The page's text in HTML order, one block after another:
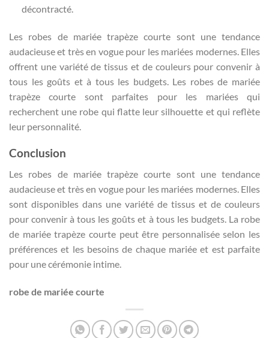
décontracté.
Les robes de mariée trapèze courte sont une tendance
audacieuse et très en vogue pour les mariées modernes. Elles
offrent une variété de tissus et de couleurs pour convenir à
tous les goûts et à tous les budgets. Les robes de mariée
trapèze courte sont parfaites pour les mariées qui
recherchent une robe qui flatte leur silhouette et qui reflète
leur personnalité.
Conclusion
Les robes de mariée trapèze courte sont une tendance
audacieuse et très en vogue pour les mariées modernes. Elles
sont disponibles dans une variété de tissus et de couleurs
pour convenir à tous les goûts et à tous les budgets. La robe
de mariée trapèze courte peut être personnalisée selon les
préférences et les besoins de chaque mariée et est parfaite
pour une cérémonie intime.
robe de mariée courte